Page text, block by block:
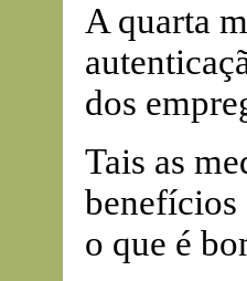
A quarta
dos
Tais as
benefícios
o que é